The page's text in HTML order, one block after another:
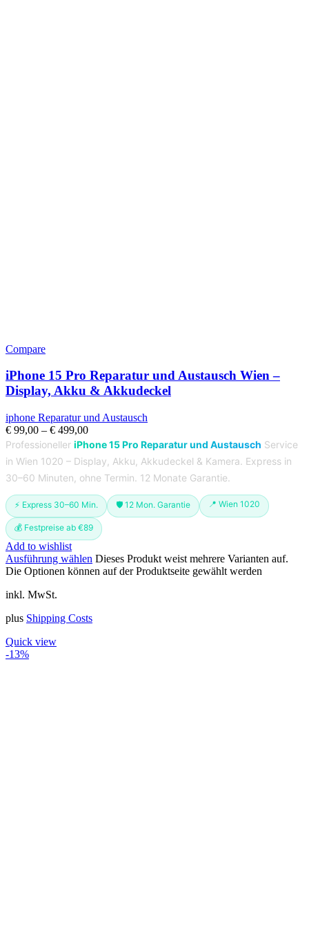
Compare
iPhone 15 Pro Reparatur und Austausch Wien –
Display, Akku & Akkudeckel
iphone Reparatur und Austausch
€ 99,00 – € 499,00
Professioneller iPhone 15 Pro Reparatur und Austausch Service
in Wien 1020 – Display, Akku, Akkudeckel & Kamera. Express in
30–60 Minuten, ohne Termin. 12 Monate Garantie.
⚡ Express 30–60 Min. 🛡️ 12 Mon. Garantie 📍 Wien 1020
💰 Festpreise ab €89
Add to wishlist
Ausführung wählen Dieses Produkt weist mehrere Varianten auf.
Die Optionen können auf der Produktseite gewählt werden
inkl. MwSt.
plus Shipping Costs
Quick view
-13%